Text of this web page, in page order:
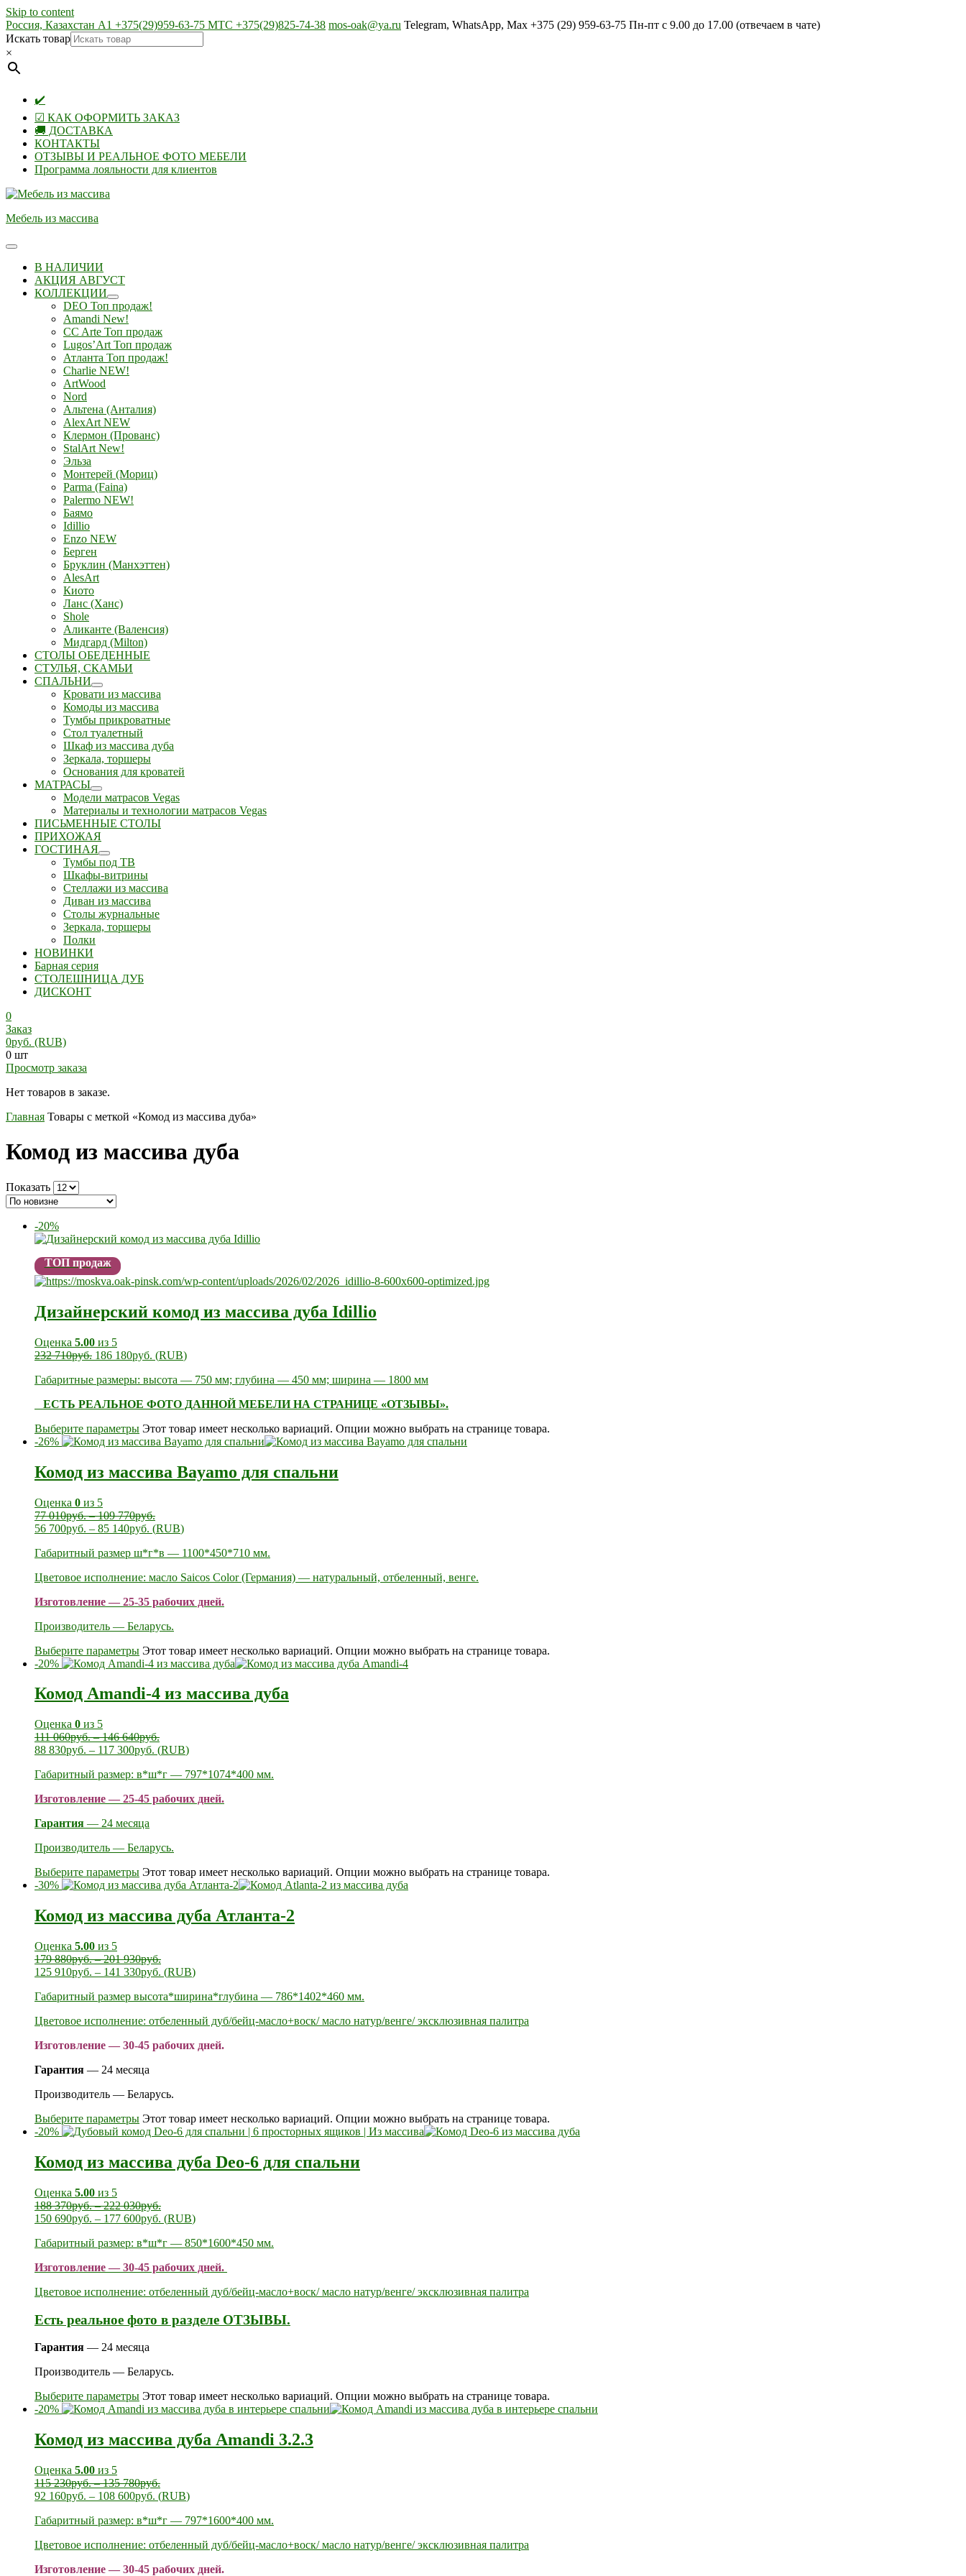
Skip to content
Россия, Казахстан А1 +375(29)959-63-75 МТС +375(29)825-74-38 mos-oak@ya.ru Telegram, WhatsApp, Max +375 (29) 959-63-75 Пн-пт с 9.00 до 17.00 (отвечаем в чате)
Искать товар
×
✔️
☑ КАК ОФОРМИТЬ ЗАКАЗ
🚚 ДОСТАВКА
КОНТАКТЫ
ОТЗЫВЫ И РЕАЛЬНОЕ ФОТО МЕБЕЛИ
Программа лояльности для клиентов
Мебель из массива
В НАЛИЧИИ
АКЦИЯ АВГУСТ
КОЛЛЕКЦИИ
DEO Топ продаж!
Amandi New!
CC Arte Топ продаж
Lugos’Art Топ продаж
Атланта Топ продаж!
Charlie NEW!
ArtWood
Nord
Альтена (Анталия)
AlexArt NEW
Клермон (Прованс)
StalArt New!
Эльза
Монтерей (Мориц)
Parma (Faina)
Palermo NEW!
Баямо
Idillio
Enzo NEW
Берген
Бруклин (Манхэттен)
AlesArt
Киото
Ланс (Ханс)
Shole
Аликанте (Валенсия)
Мидгард (Milton)
СТОЛЫ ОБЕДЕННЫЕ
СТУЛЬЯ, СКАМЬИ
СПАЛЬНИ
Кровати из массива
Комоды из массива
Тумбы прикроватные
Стол туалетный
Шкаф из массива дуба
Зеркала, торшеры
Основания для кроватей
МАТРАСЫ
Модели матрасов Vegas
Материалы и технологии матрасов Vegas
ПИСЬМЕННЫЕ СТОЛЫ
ПРИХОЖАЯ
ГОСТИНАЯ
Тумбы под ТВ
Шкафы-витрины
Стеллажи из массива
Диван из массива
Столы журнальные
Зеркала, торшеры
Полки
НОВИНКИ
Барная серия
СТОЛЕШНИЦА ДУБ
ДИСКОНТ
0
Заказ
0руб. (RUB)
0 шт
Просмотр заказа
Нет товаров в заказе.
Главная Товары с меткой «Комод из массива дуба»
Комод из массива дуба
Показать
-20%
ТОП продаж
Дизайнерский комод из массива дуба Idillio
Оценка 5.00 из 5
232 710руб. 186 180руб. (RUB)
Габаритные размеры: высота — 750 мм; глубина — 450 мм; ширина — 1800 мм
ЕСТЬ РЕАЛЬНОЕ ФОТО ДАННОЙ МЕБЕЛИ НА СТРАНИЦЕ «ОТЗЫВЫ».
Выберите параметры Этот товар имеет несколько вариаций. Опции можно выбрать на странице товара.
-26%
Комод из массива Bayamo для спальни
Оценка 0 из 5
77 010руб.–109 770руб.
56 700руб. – 85 140руб. (RUB)
Габаритный размер ш*г*в — 1100*450*710 мм.
Цветовое исполнение: масло Saicos Color (Германия) — натуральный, отбеленный, венге.
Изготовление — 25-35 рабочих дней.
Производитель — Беларусь.
Выберите параметры Этот товар имеет несколько вариаций. Опции можно выбрать на странице товара.
-20%
Комод Amandi-4 из массива дуба
Оценка 0 из 5
111 060руб.–146 640руб.
88 830руб. – 117 300руб. (RUB)
Габаритный размер: в*ш*г — 797*1074*400 мм.
Изготовление — 25-45 рабочих дней.
Гарантия — 24 месяца
Производитель — Беларусь.
Выберите параметры Этот товар имеет несколько вариаций. Опции можно выбрать на странице товара.
-30%
Комод из массива дуба Атланта-2
Оценка 5.00 из 5
179 880руб.–201 930руб.
125 910руб. – 141 330руб. (RUB)
Габаритный размер высота*ширина*глубина — 786*1402*460 мм.
Цветовое исполнение: отбеленный дуб/бейц-масло+воск/ масло натур/венге/ эксклюзивная палитра
Изготовление — 30-45 рабочих дней.
Гарантия — 24 месяца
Производитель — Беларусь.
Выберите параметры Этот товар имеет несколько вариаций. Опции можно выбрать на странице товара.
-20%
Комод из массива дуба Deo-6 для спальни
Оценка 5.00 из 5
188 370руб.–222 030руб.
150 690руб. – 177 600руб. (RUB)
Габаритный размер: в*ш*г — 850*1600*450 мм.
Изготовление — 30-45 рабочих дней.
Цветовое исполнение: отбеленный дуб/бейц-масло+воск/ масло натур/венге/ эксклюзивная палитра
Есть реальное фото в разделе ОТЗЫВЫ.
Гарантия — 24 месяца
Производитель — Беларусь.
Выберите параметры Этот товар имеет несколько вариаций. Опции можно выбрать на странице товара.
-20%
Комод из массива дуба Amandi 3.2.3
Оценка 5.00 из 5
115 230руб.–135 780руб.
92 160руб. – 108 600руб. (RUB)
Габаритный размер: в*ш*г — 797*1600*400 мм.
Цветовое исполнение: отбеленный дуб/бейц-масло+воск/ масло натур/венге/ эксклюзивная палитра
Изготовление — 30-45 рабочих дней.